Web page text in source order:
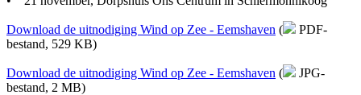
Download de uitnodiging Wind op Zee - Eemshaven (
PDF-
bestand, 529 KB)
Download de uitnodiging Wind op Zee - Eemshaven (
JPG-
bestand, 2 MB)